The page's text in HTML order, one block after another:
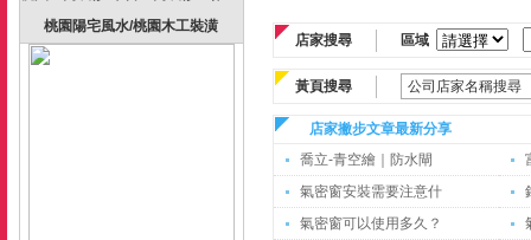
桃園陽宅風水/桃園木工裝潢
店家搜尋 區域
黃頁搜尋
店家撇步文章最新分享
喬立-青空繪｜防水閘
氣密窗安裝需要注意什
氣密窗可以使用多久？